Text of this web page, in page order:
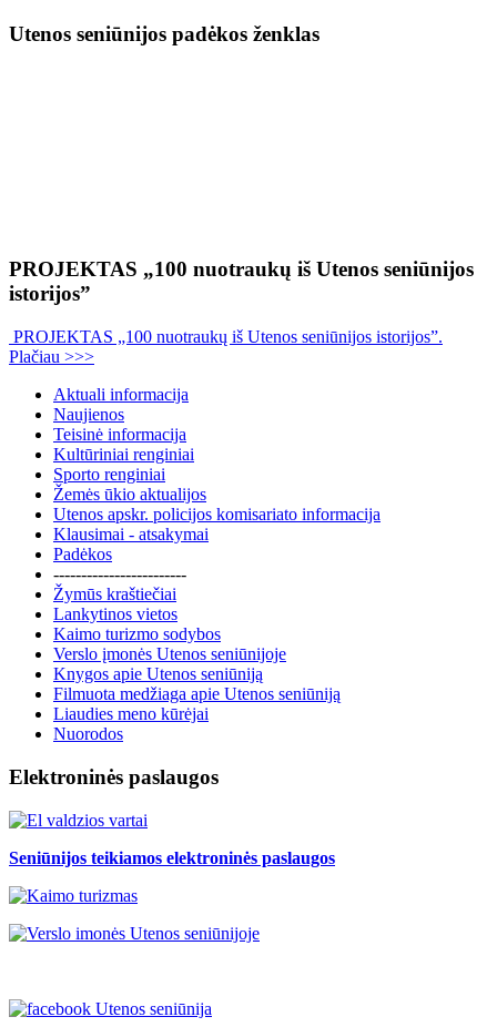
Utenos seniūnijos padėkos ženklas
PROJEKTAS „100 nuotraukų iš Utenos seniūnijos
istorijos”
PROJEKTAS „100 nuotraukų iš Utenos seniūnijos istorijos”.
Plačiau >>>
Aktuali informacija
Naujienos
Teisinė informacija
Kultūriniai renginiai
Sporto renginiai
Žemės ūkio aktualijos
Utenos apskr. policijos komisariato informacija
Klausimai - atsakymai
Padėkos
------------------------
Žymūs kraštiečiai
Lankytinos vietos
Kaimo turizmo sodybos
Verslo įmonės Utenos seniūnijoje
Knygos apie Utenos seniūniją
Filmuota medžiaga apie Utenos seniūniją
Liaudies meno kūrėjai
Nuorodos
Elektroninės paslaugos
Seniūnijos teikiamos elektroninės paslaugos
Utenos seniūnija